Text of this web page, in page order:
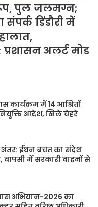
रूप, पुल जलमग्न;
डिंडौरी में
अलर्ट मोड
कार्यक्रम में 14 आश्रितों
आदेश, खिले चेहरे
अंतर: ईंधन बचत का संदेश
में सरकारी वाहनों से
अभियान-2026 का